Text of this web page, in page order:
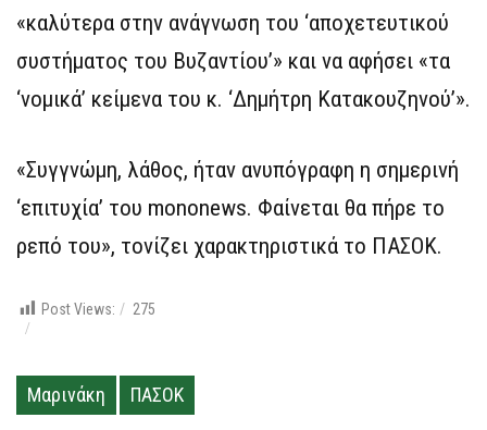
«καλύτερα στην ανάγνωση του ‘αποχετευτικού
συστήματος του Βυζαντίου’» και να αφήσει «τα
‘νομικά’ κείμενα του κ. ‘Δημήτρη Κατακουζηνού’».
«Συγγνώμη, λάθος, ήταν ανυπόγραφη η σημερινή
‘επιτυχία’ του mononews. Φαίνεται θα πήρε το
ρεπό του», τονίζει χαρακτηριστικά το ΠΑΣΟΚ.
Post Views: 275
Μαρινάκη ΠΑΣΟΚ